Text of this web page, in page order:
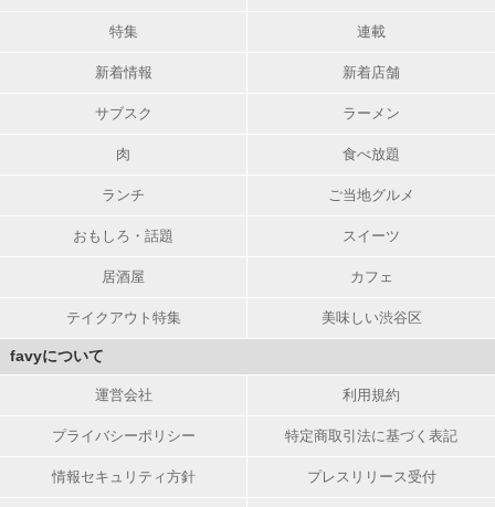
特集 連載
新着情報 新着店舗
サブスク ラーメン
肉 食べ放題
ランチ ご当地グルメ
おもしろ・話題 スイーツ
居酒屋 カフェ
テイクアウト特集 美味しい渋谷区
favyについて
運営会社 利用規約
プライバシーポリシー 特定商取引法に基づく表記
情報セキュリティ方針 プレスリリース受付